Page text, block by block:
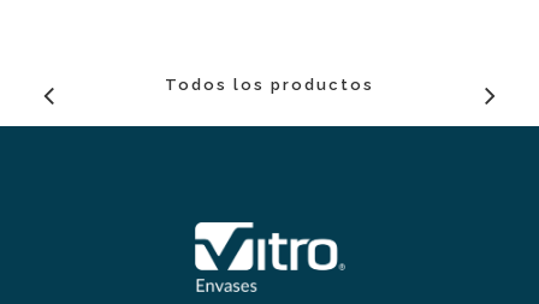
Todos los productos